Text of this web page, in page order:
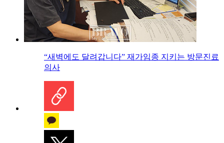
“새벽에도 달려갑니다” 재가임종 지키는 방문진료
의사